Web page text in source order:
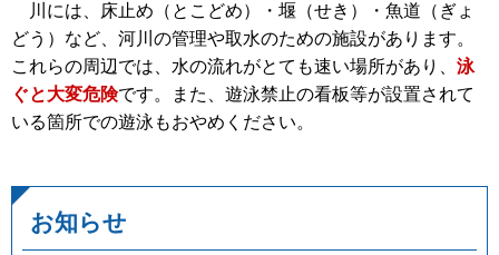
川には、床止め（とこどめ）・堰（せき）・魚道（ぎょ
どう）など、河川の管理や取水のための施設があります。
これらの周辺では、水の流れがとても速い場所があり、 泳
ぐと大変危険です。また、遊泳禁止の看板等が設置されて
いる箇所での遊泳もおやめください。
お知らせ